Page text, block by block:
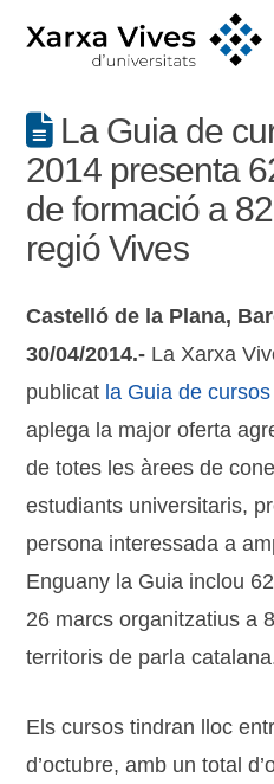
La Guia de
2014 presenta
de formació a
regió Vives
Castelló de la Plana,
30/04/2014.- La Xarxa
publicat la Guia de cursos
aplega la major oferta
de totes les àrees de
estudiants universitaris,
persona interessada a
Enguany la Guia inclou
26 marcs organitzatius a
territoris de parla
Els cursos tindran lloc
d’octubre, amb un total